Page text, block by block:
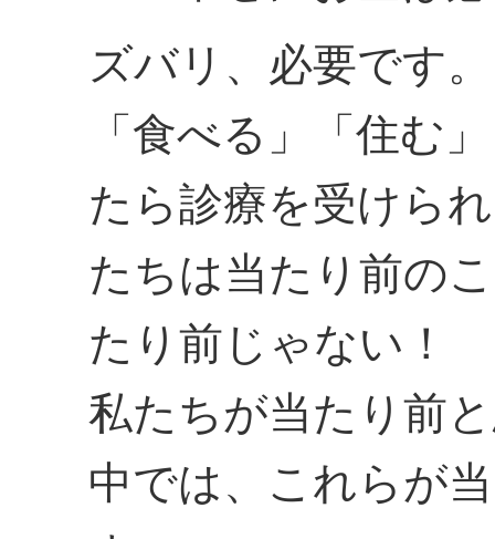
ズバリ、必要です。
「食べる」「住む
たら診療を受けら
たちは当たり前の
たり前じゃない！
私たちが当たり前
中では、これらが